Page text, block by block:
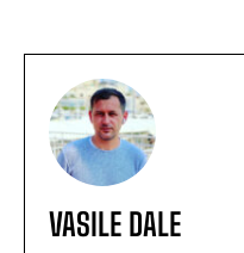
VASILE DALE